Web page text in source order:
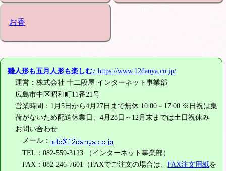
お香
雛人形も五月人形も楽しむ♪ https://www.12danya.co.jp/
運営：株式会社 十二段屋 インターネット事業部
広島市中区昭和町11番21号
営業時間：1月5日から4月27日まで無休 10:00－17:00 ※日祝は集
荷がないため配送休業日、4月28日～12月末までは土日祝休み
お問い合わせ
メール：
TEL：082-559-3123 （インターネット事業部）
FAX：082-246-7601（FAXでご注文の場合は、FAX注文用紙を